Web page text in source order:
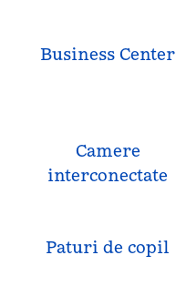
Business Center
Camere
interconectate
Paturi de copil